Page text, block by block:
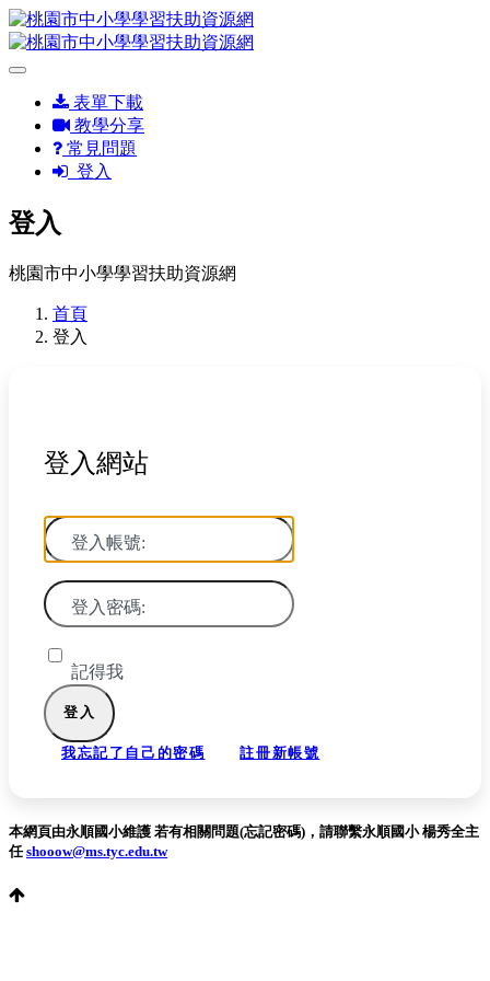
表單下載
教學分享
常見問題
登入
登入
桃園市中小學學習扶助資源網
首頁
登入
登入網站
登入帳號:
登入密碼:
記得我
我忘記了自己的密碼 註冊新帳號
本網頁由永順國小維護 若有相關問題(忘記密碼)，請聯繫永順國小 楊秀全主
任shooow@ms.tyc.edu.tw